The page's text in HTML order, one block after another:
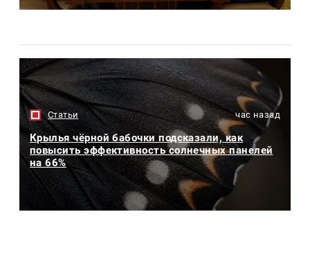
Статьи час назад
Крылья чёрной бабочки подсказали, как
повысить эффективность солнечных панелей
на 66%